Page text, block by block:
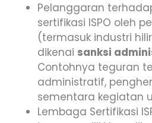
Pelanggaran
sertifikasi ISPO oleh
(termasuk industri
dikenai sanksi
Contohnya teguran
administratif,
sementara kegiatan
Lembaga Sertifikasi